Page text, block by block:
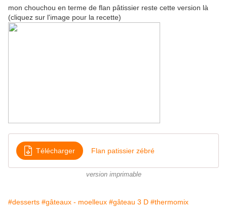
mon chouchou en terme de flan pâtissier reste cette version là
(cliquez sur l'image pour la recette)
Télécharger Flan patissier zébré
version imprimable
#desserts #gâteaux - moelleux #gâteau 3 D #thermomix